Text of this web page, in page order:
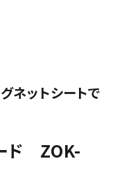
ネットシートで
ド ZOK-